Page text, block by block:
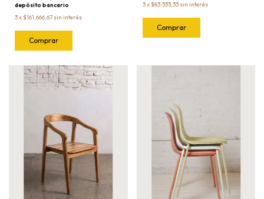
depósito bancario
3x $161.666,67 sin interés
Comprar
3x $83.333,33 sin interés